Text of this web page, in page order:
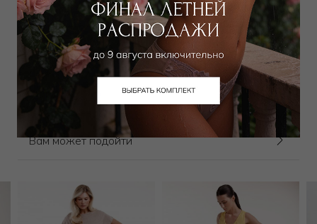
Кардиган
27 000₽ 14 400 ₽
33 000₽ 18 000 ₽
Выбрать размер
Вам может подойти